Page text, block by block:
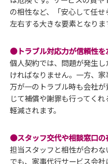
の相性など、「安心して任
左右する大きな要素となりま
●トラブル対応力が信頼性を
個人契約では、問題が発生
ければなりません。一方、家
万が一のトラブル時も会社
じて補償や謝罪も行ってく
軽減されます。
●スタッフ交代や相談窓口の
担当スタッフと相性が合わ
でも、家事代行サービス会